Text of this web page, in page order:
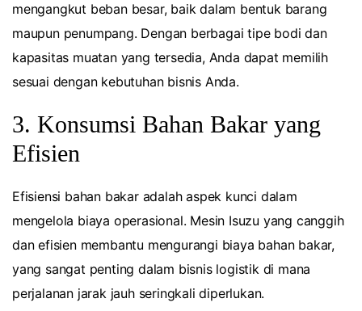
mengangkut beban besar, baik dalam bentuk barang
maupun penumpang. Dengan berbagai tipe bodi dan
kapasitas muatan yang tersedia, Anda dapat memilih
sesuai dengan kebutuhan bisnis Anda.
3. Konsumsi Bahan Bakar yang
Efisien
Efisiensi bahan bakar adalah aspek kunci dalam
mengelola biaya operasional. Mesin Isuzu yang canggih
dan efisien membantu mengurangi biaya bahan bakar,
yang sangat penting dalam bisnis logistik di mana
perjalanan jarak jauh seringkali diperlukan.